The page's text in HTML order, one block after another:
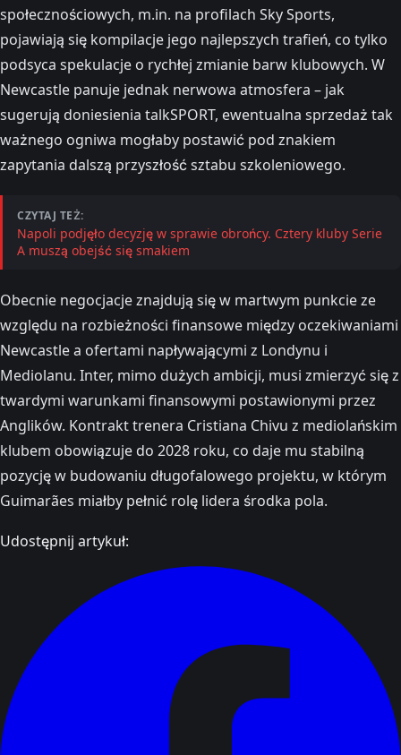
społecznościowych, m.in. na profilach Sky Sports,
pojawiają się kompilacje jego najlepszych trafień, co tylko
podsyca spekulacje o rychłej zmianie barw klubowych. W
Newcastle panuje jednak nerwowa atmosfera – jak
sugerują doniesienia talkSPORT, ewentualna sprzedaż tak
ważnego ogniwa mogłaby postawić pod znakiem
zapytania dalszą przyszłość sztabu szkoleniowego.
CZYTAJ TEŻ:
Napoli podjęło decyzję w sprawie obrońcy. Cztery kluby Serie
A muszą obejść się smakiem
Obecnie negocjacje znajdują się w martwym punkcie ze
względu na rozbieżności finansowe między oczekiwaniami
Newcastle a ofertami napływającymi z Londynu i
Mediolanu. Inter, mimo dużych ambicji, musi zmierzyć się z
twardymi warunkami finansowymi postawionymi przez
Anglików. Kontrakt trenera Cristiana Chivu z mediolańskim
klubem obowiązuje do 2028 roku, co daje mu stabilną
pozycję w budowaniu długofalowego projektu, w którym
Guimarães miałby pełnić rolę lidera środka pola.
Udostępnij artykuł: